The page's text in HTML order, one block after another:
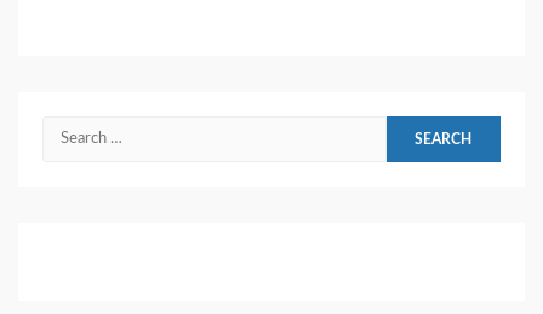
Search